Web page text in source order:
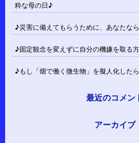
粋な母の日♪
♪災害に備えてもらうために、あなたな
♪固定観念を変えずに自分の機嫌を取る
♪もし「畑で働く微生物」を擬人化した
最近のコメン
アーカイブ